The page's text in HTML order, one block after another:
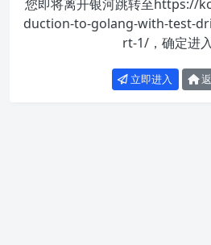
您即将离开银河跳转至https://
duction-to-golang-with-test-
rt-1/，确定进
立即进入